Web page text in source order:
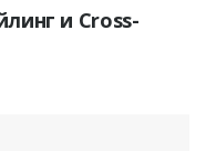
и Cross-